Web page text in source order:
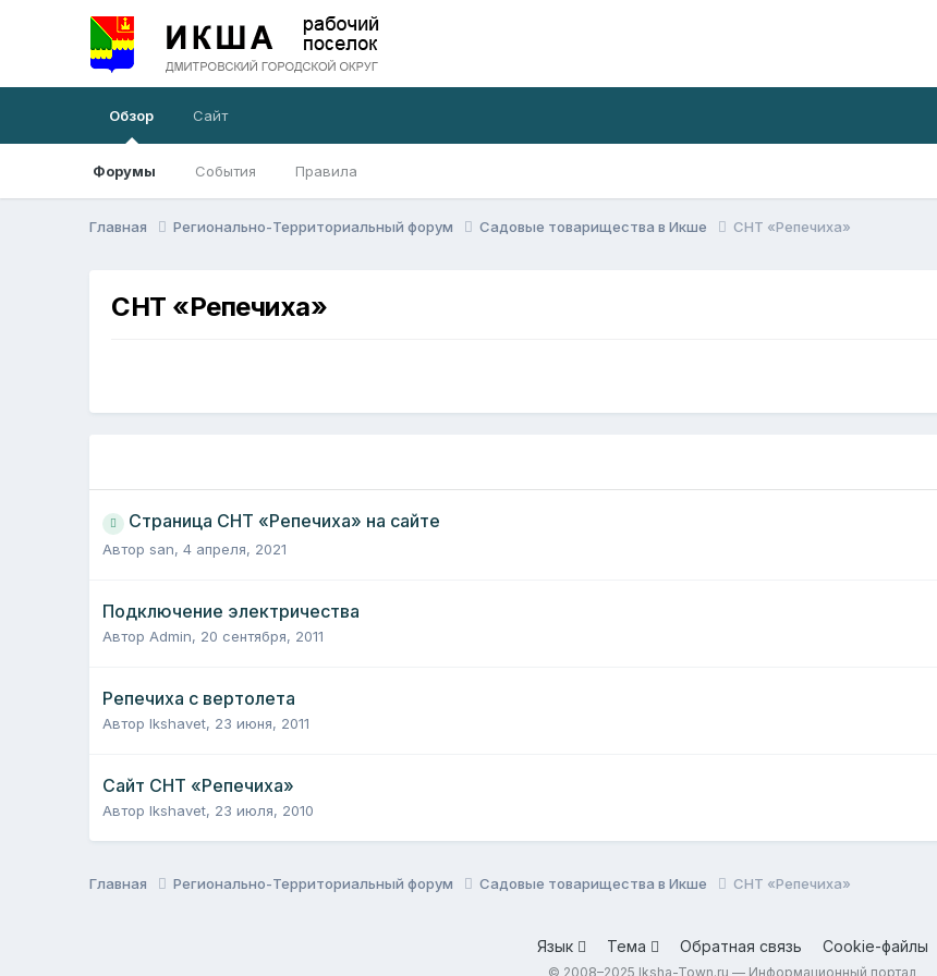
Обзор
Форумы События Правила
Сайт
Главная Регионально-Территориальный форум Садовые товарищества в Икше СНТ «Репечиха»
СНТ «Репечиха»
Страница СНТ «Репечиха» на сайте
Авторsan,4 апреля, 2021
Подключение электричества
Автор Admin, 20 сентября, 2011
Репечиха с вертолета
АвторIkshavet, 23 июня, 2011
Сайт СНТ «Репечиха»
АвторIkshavet, 23 июля, 2010
Главная Регионально-Территориальный форум Садовые товарищества в Икше СНТ «Репечиха»
Язык Тема Обратная связь Cookie-файлы
© 2008–2025 Iksha-Town.ru — Информационный портал